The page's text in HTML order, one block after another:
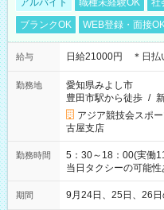
アルバイト 職種未経験OK 社
ブランクOK
WEB登録・面接
給与 日給21000円 ＊日払
勤務地
愛知県みよし市
豊田市駅から徒歩 /
アジア競技会スポ
古屋支店
勤務時間
5：30～18：00(実働
当日タクシーの可能性
期間 9月24日、25日、26